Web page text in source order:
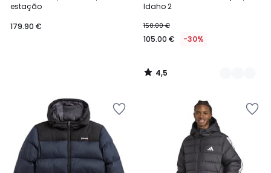
estação
179.90 €
Idaho 2
150.00 €
105.00 € -30%
4,5
/